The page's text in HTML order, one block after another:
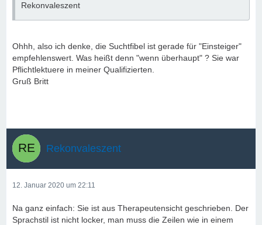
Rekonvaleszent
Ohhh, also ich denke, die Suchtfibel ist gerade für "Einsteiger"
empfehlenswert. Was heißt denn "wenn überhaupt" ? Sie war
Pflichtlektuere in meiner Qualifizierten.
Gruß Britt
Rekonvaleszent
12. Januar 2020 um 22:11
Na ganz einfach: Sie ist aus Therapeutensicht geschrieben. Der
Sprachstil ist nicht locker, man muss die Zeilen wie in einem